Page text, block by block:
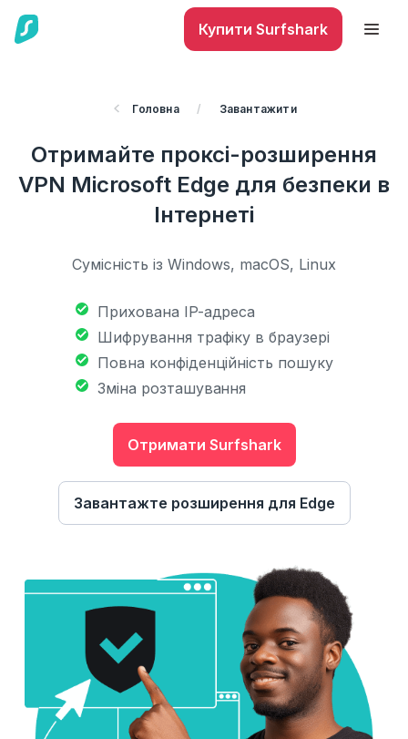
Купити Surfshark
Головна / Завантажити
Отримайте проксі-розширення
VPN Microsoft Edge для безпеки в
Інтернеті
Сумісність із Windows, macOS, Linux
Прихована IP-адреса
Шифрування трафіку в браузері
Повна конфіденційність пошуку
Зміна розташування
Отримати Surfshark
Завантажте розширення для Edge